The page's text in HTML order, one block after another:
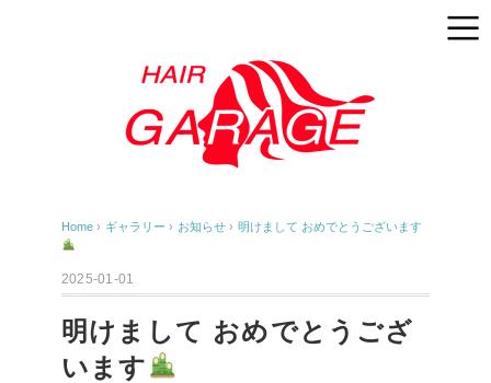
Home › ギャラリー › お知らせ › 明けまして おめでとうございます
2025-01-01
明けまして おめでとうござ
います